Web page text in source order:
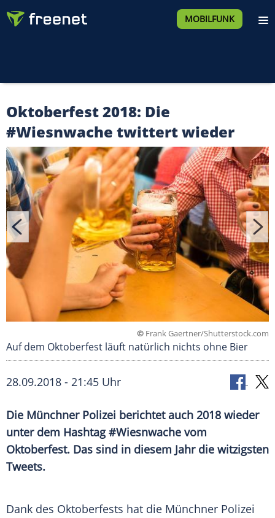
MOBILFUNK
Oktoberfest 2018: Die
#Wiesnwache twittert wieder
© Frank Gaertner/Shutterstock.com
Auf dem Oktoberfest läuft natürlich nichts ohne Bier
28.09.2018 - 21:45 Uhr
Die Münchner Polizei berichtet auch 2018 wieder
unter dem Hashtag#Wiesnwache vom
Oktoberfest. Das sind in diesem Jahr die witzigsten
Tweets.
Dank des Oktoberfests hat die Münchner Polizei